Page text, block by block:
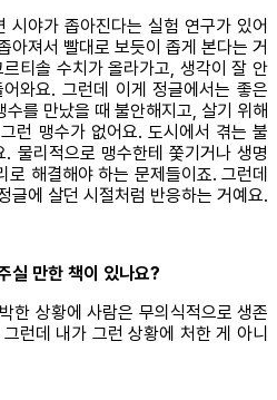
시야가 좁아진다는 실험 연구가 있어
아져서 빨대로 보듯이 좁게 본다는 거
티솔 수치가 올라가고, 생각이 잘 안
와요. 그런데 이게 정글에서는 좋은
를 만났을 때 불안해지고, 살기 위해
런 맹수가 없어요. 도시에서 겪는 불
물리적으로 맹수한테 쫓기거나 생명
로 해결해야 하는 문제들이죠. 그런데
글에 살던 시절처럼 반응하는 거예요.
실 만한 책이 있나요?
한 상황에 사람은 무의식적으로 생존
런데 내가 그런 상황에 처한 게 아니